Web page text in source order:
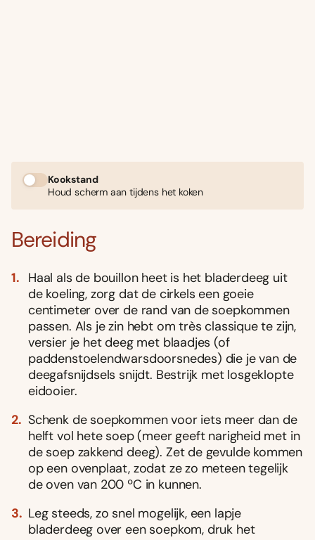
Kookstand
Houd scherm aan tijdens het koken
Bereiding
Haal als de bouillon heet is het bladerdeeg uit
de koeling, zorg dat de cirkels een goeie
centimeter over de rand van de soepkommen
passen. Als je zin hebt om très classique te zijn,
versier je het deeg met blaadjes (of
paddenstoelendwarsdoorsnedes) die je van de
deegafsnijdsels snijdt. Bestrijk met losgeklopte
eidooier.
Schenk de soepkommen voor iets meer dan de
helft vol hete soep (meer geeft narigheid met in
de soep zakkend deeg). Zet de gevulde kommen
op een ovenplaat, zodat ze zo meteen tegelijk
de oven van 200 ºC in kunnen.
Leg steeds, zo snel mogelijk, een lapje
bladerdeeg over een soepkom, druk het